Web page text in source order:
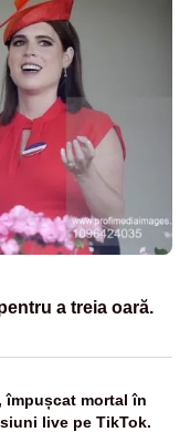
a treia oară.
împușcat mortal în
live pe TikTok.